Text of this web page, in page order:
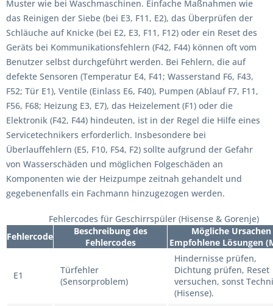
Muster wie bei Waschmaschinen. Einfache Maßnahmen wie
das Reinigen der Siebe (bei E3, F11, E2), das Überprüfen der
Schläuche auf Knicke (bei E2, E3, F11, F12) oder ein Reset des
Geräts bei Kommunikationsfehlern (F42, F44) können oft vom
Benutzer selbst durchgeführt werden. Bei Fehlern, die auf
defekte Sensoren (Temperatur E4, F41; Wasserstand F6, F43,
F52; Tür E1), Ventile (Einlass E6, F40), Pumpen (Ablauf F7, F11,
F56, F68; Heizung E3, E7), das Heizelement (F1) oder die
Elektronik (F42, F44) hindeuten, ist in der Regel die Hilfe eines
Servicetechnikers erforderlich. Insbesondere bei
Überlauffehlern (E5, F10, F54, F2) sollte aufgrund der Gefahr
von Wasserschäden und möglichen Folgeschäden an
Komponenten wie der Heizpumpe zeitnah gehandelt und
gegebenenfalls ein Fachmann hinzugezogen werden.
Fehlercodes für Geschirrspüler (Hisense & Gorenje)
Fehlercode
Beschreibung des
Fehlercodes
Mögliche
Empfohlene Lösungen
E1
Türfehler
(Sensorproblem)
Hindernisse prüfen,
Dichtung prüfen, Reset
versuchen, sonst
(Hisense).